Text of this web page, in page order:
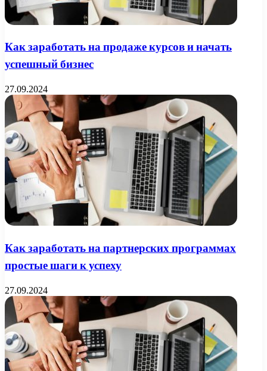
Как заработать на продаже курсов и начать
успешный бизнес
27.09.2024
Как заработать на партнерских программах
простые шаги к успеху
27.09.2024